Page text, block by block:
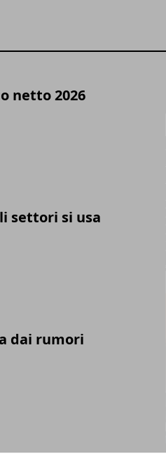
netto 2026
settori si usa
dai rumori
in casa